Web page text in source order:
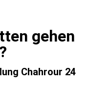
gehen
Chahrour 24